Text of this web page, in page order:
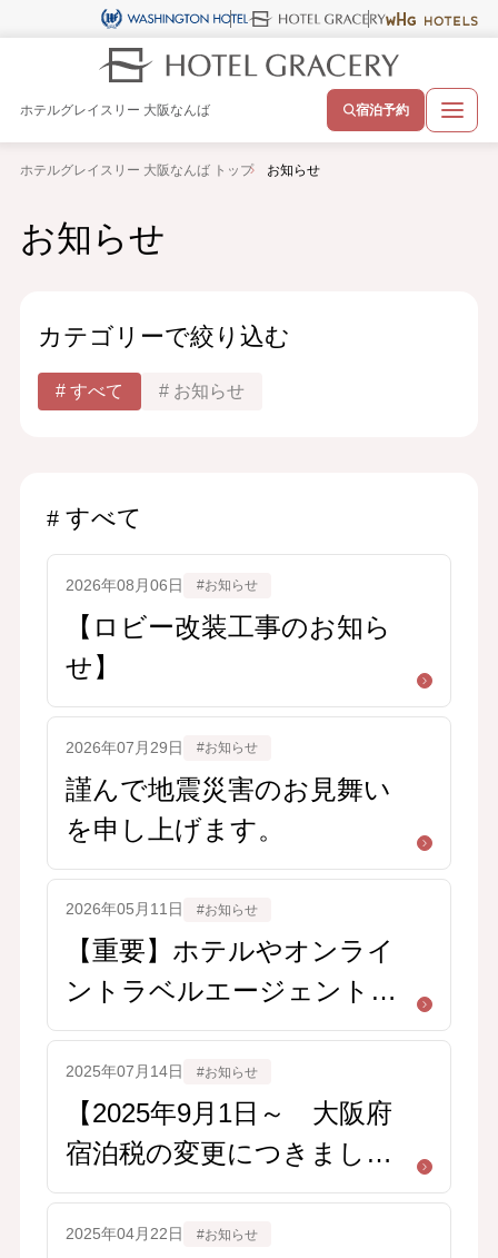
ホテルグレイスリー 大阪なんば 宿泊予約
ホテルグレイスリー 大阪なんば トップ お知らせ
お知らせ
カテゴリーで絞り込む
すべて お知らせ
すべて
2026年08月06日 #お知らせ
【ロビー改装工事のお知ら
せ】
2026年07月29日 #お知らせ
謹んで地震災害のお見舞い
を申し上げます。
2026年05月11日 #お知らせ
【重要】ホテルやオンライ
ントラベルエージェントを
装った不審なメール・メッ
セージにご注意ください
2025年07月14日 #お知らせ
【2025年9月1日～ 大阪府
宿泊税の変更につきまし
て】
2025年04月22日 #お知らせ